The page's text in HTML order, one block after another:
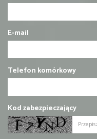
E-mail
Telefon komórkowy
Kod zabezpieczający